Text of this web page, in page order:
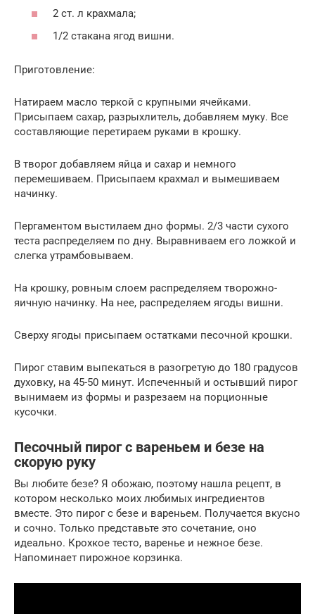
2 ст. л крахмала;
1/2 стакана ягод вишни.
Приготовление:
Натираем масло теркой с крупными ячейками.
Присыпаем сахар, разрыхлитель, добавляем муку. Все
составляющие перетираем руками в крошку.
В творог добавляем яйца и сахар и немного
перемешиваем. Присыпаем крахмал и вымешиваем
начинку.
Пергаментом выстилаем дно формы. 2/3 части сухого
теста распределяем по дну. Выравниваем его ложкой и
слегка утрамбовываем.
На крошку, ровным слоем распределяем творожно-
яичную начинку. На нее, распределяем ягоды вишни.
Сверху ягоды присыпаем остатками песочной крошки.
Пирог ставим выпекаться в разогретую до 180 градусов
духовку, на 45-50 минут. Испеченный и остывший пирог
вынимаем из формы и разрезаем на порционные
кусочки.
Песочный пирог с вареньем и безе на
скорую руку
Вы любите безе? Я обожаю, поэтому нашла рецепт, в
котором несколько моих любимых ингредиентов
вместе. Это пирог с безе и вареньем. Получается вкусно
и сочно. Только представьте это сочетание, оно
идеально. Крохкое тесто, варенье и нежное безе.
Напоминает пирожное корзинка.